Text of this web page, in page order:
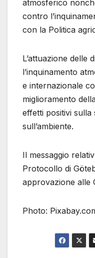
atmosferico
contro
con la Politica
L’attuazione delle
l’inquinamento
e internazionale
miglioramento
effetti positivi sulla
sull’ambiente.
Il messaggio
Protocollo di
approvazione alle
Photo: